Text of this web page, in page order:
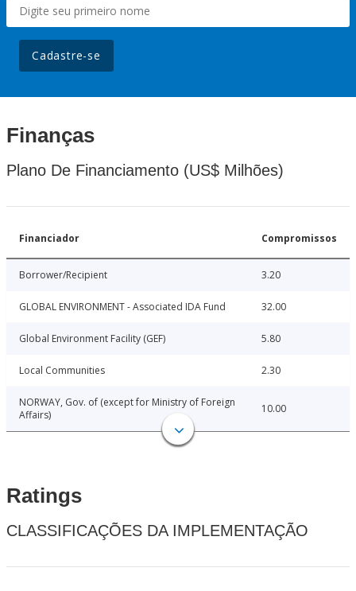
Cadastre-se
Finanças
Plano De Financiamento (US$ Milhões)
Financiador Compromissos
Borrower/Recipient 3.20
GLOBAL ENVIRONMENT - Associated IDA Fund 32.00
Global Environment Facility (GEF) 5.80
Local Communities 2.30
NORWAY, Gov. of (except for Ministry of Foreign
Affairs)
10.00
Ratings
CLASSIFICAÇÕES DA IMPLEMENTAÇÃO